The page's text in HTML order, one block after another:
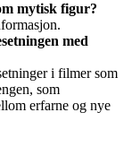
mytisk figur?
med
i filmer som
som
erfarne og nye